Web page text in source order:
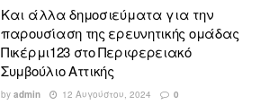
Και άλλα δημοσιεύματα για την
παρουσίαση της ερευνητικής ομάδας
Πικέρμι123 στο Περιφερειακό
Συμβούλιο Αττικής
by admin 12 Αυγούστου, 2024 0